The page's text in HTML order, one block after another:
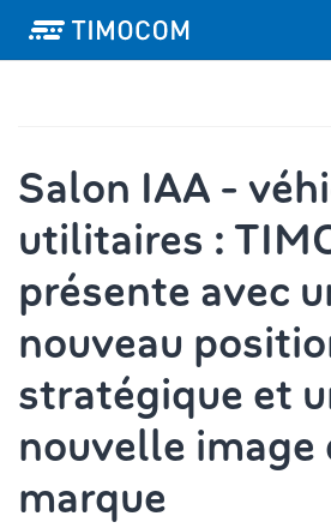
Salon IAA -
utilitaires :
présente avec
nouveau
stratégique et
nouvelle image
marque